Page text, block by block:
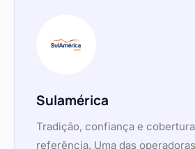
Sulamérica
Tradição, confiança e
referência. Uma das